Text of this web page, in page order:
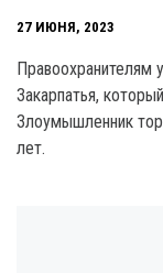
27 ИЮНЯ, 2023
Правоохранителям
Закарпатья,
Злоумышленник
лет.